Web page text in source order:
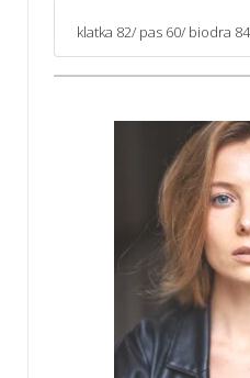
klatka 82/ pas 60/ biodra